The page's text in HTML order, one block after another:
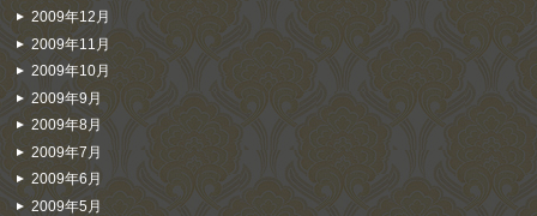
2009年12月
2009年11月
2009年10月
2009年9月
2009年8月
2009年7月
2009年6月
2009年5月